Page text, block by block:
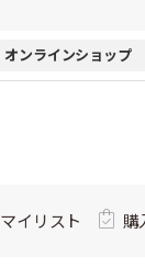
オンラインショップ
マイリスト 購